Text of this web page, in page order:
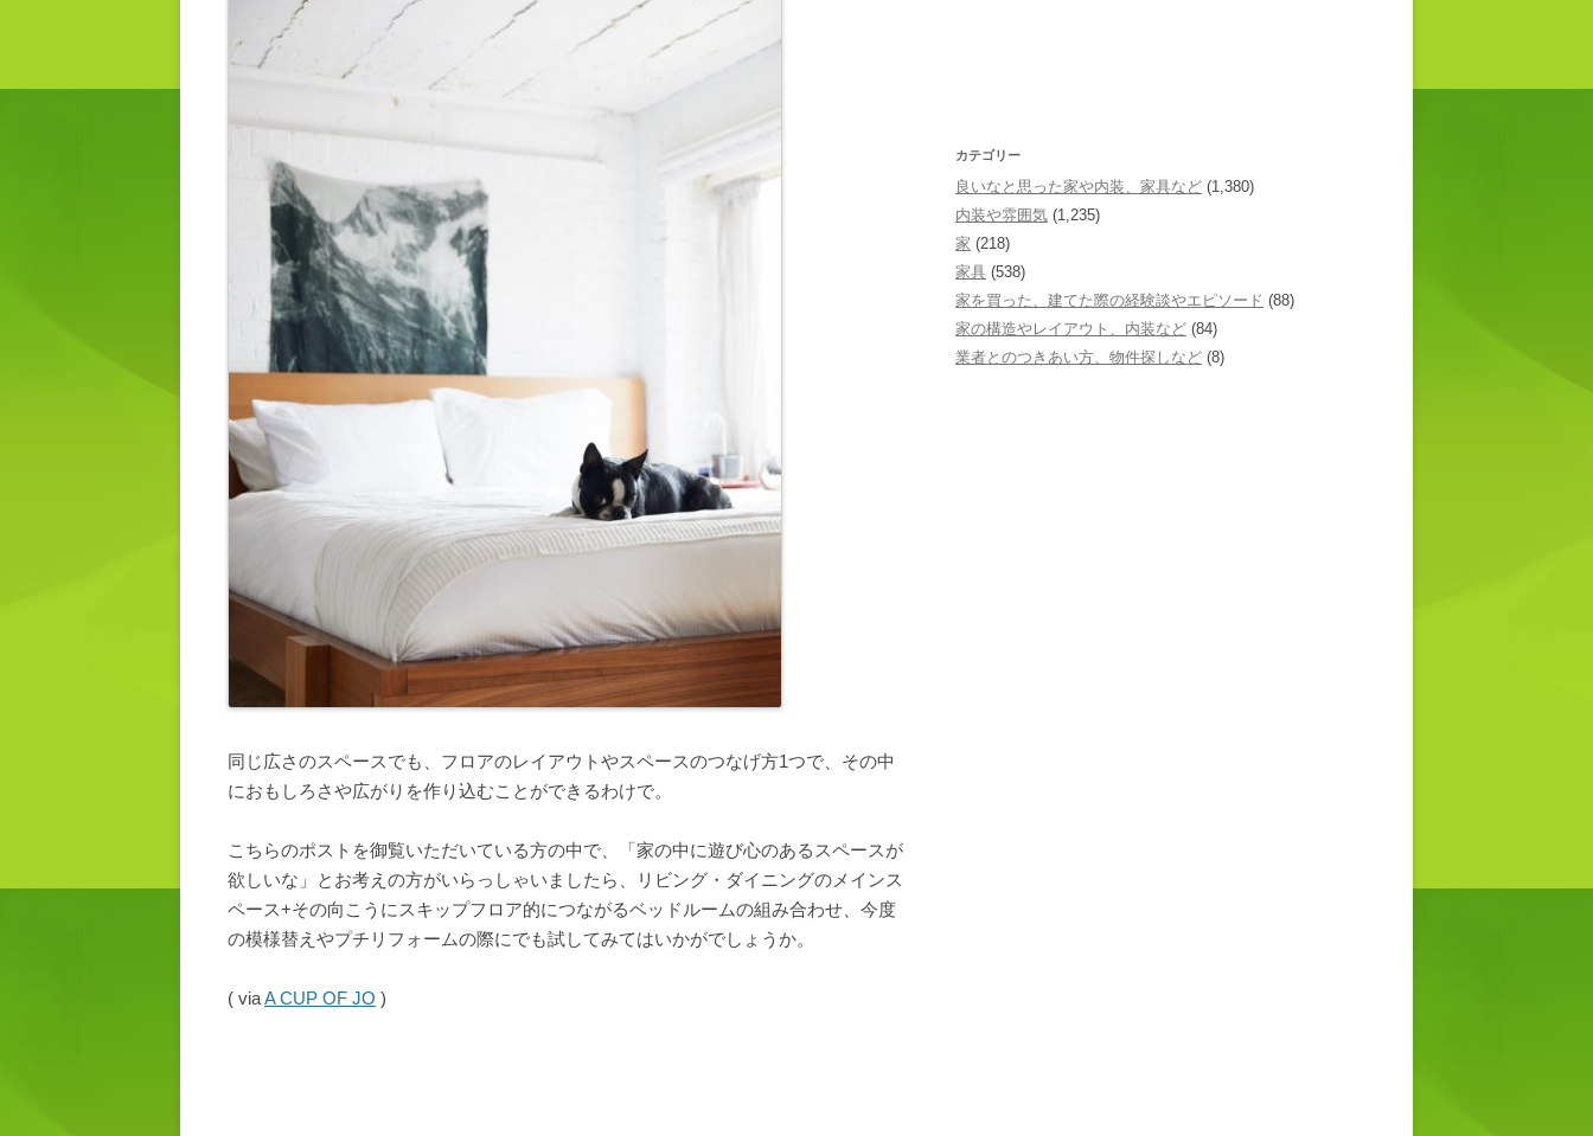
同じ広さのスペースでも、フロアのレイアウトやスペースのつなげ方1つで、その中
におもしろさや広がりを作り込むことができるわけで。
こちらのポストを御覧いただいている方の中で、「家の中に遊び心のあるスペースが
欲しいな」とお考えの方がいらっしゃいましたら、リビング・ダイニングのメインス
ペース+その向こうにスキップフロア的につながるベッドルームの組み合わせ、今度
の模様替えやプチリフォームの際にでも試してみてはいかがでしょうか。
( viaA CUP OF JO )
カテゴリー
良いなと思った家や内装、家具など (1,380)
内装や雰囲気 (1,235)
家 (218)
家具 (538)
家を買った、建てた際の経験談やエピソード (88)
家の構造やレイアウト、内装など (84)
業者とのつきあい方、物件探しなど (8)